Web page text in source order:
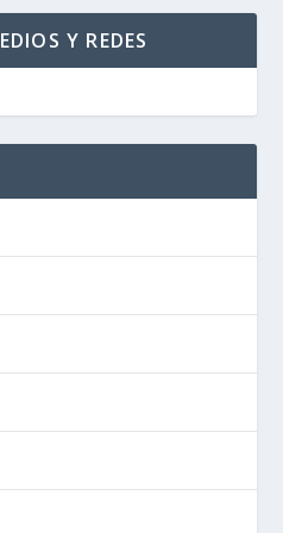
Y REDES